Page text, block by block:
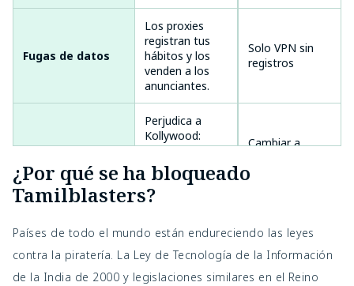
Fugas de datos
Los proxies
registran tus
hábitos y los
venden a los
anunciantes.
Muy alto (los
gratuitos)
Solo VPN sin
registros
Perjudica a
Kollywood:
pérdida de
ingresos =
menos
películas.
Cambiar a
legales
¿Por qué se ha bloqueado
Tamilblasters?
Países de todo el mundo están endureciendo las leyes
contra la piratería. La Ley de Tecnología de la Información
de la India de 2000 y legislaciones similares en el Reino